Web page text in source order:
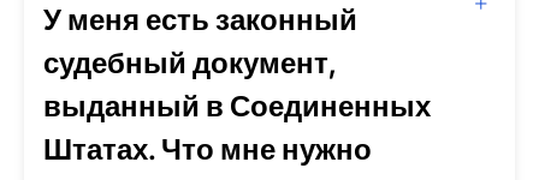
У меня есть законный
судебный документ,
выданный в Соединенных
Штатах. Что мне нужно